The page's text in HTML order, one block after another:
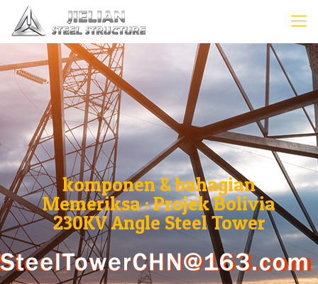
komponen & bahagian
Memeriksa : Projek Bolivia
230KV Angle Steel Tower